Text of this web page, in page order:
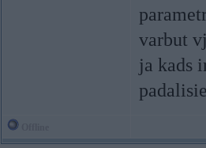
varbut
ja kads